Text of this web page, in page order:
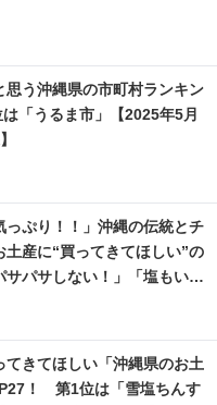
思う沖縄県の市町村ランキン
「うるま市」【2025年5月
っぷり！！」沖縄の伝統とチ
土産に“買ってきてほしい”の
サパサしない！」「塩もいい
てきてほしい「沖縄県のお土
！ 第1位は「雪塩ちんす